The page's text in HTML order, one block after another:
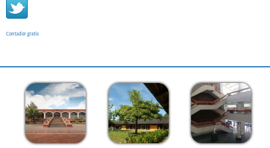
Contador gratis